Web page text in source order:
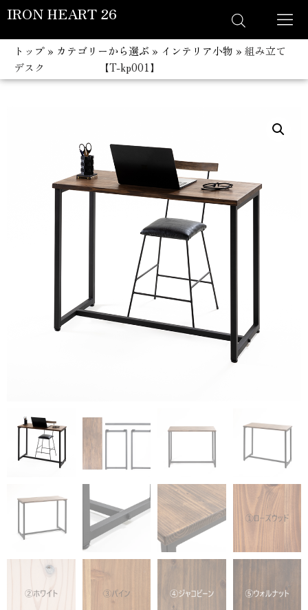
コ
ン
テ
ン
IRON HEART 26
トップ » カテゴリーから選ぶ » インテリア小物 » 組み立て
デスク 【T-kp001】